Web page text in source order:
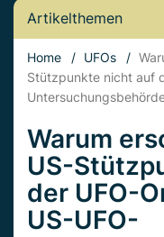
Artikelthemen
Home / UFOs /
Stützpunkte nicht auf
Warum
US-
der UFO-
US-UFO-